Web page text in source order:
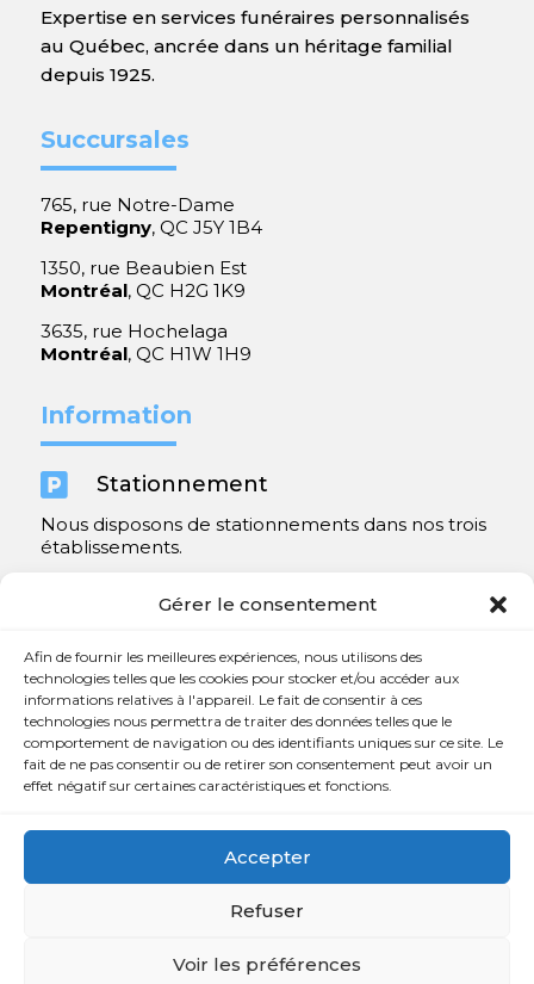
Gérer le consentement
Afin de fournir les meilleures expériences, nous utilisons des
technologies telles que les cookies pour stocker et/ou accéder aux
informations relatives à l'appareil. Le fait de consentir à ces
technologies nous permettra de traiter des données telles que le
comportement de navigation ou des identifiants uniques sur ce site. Le
fait de ne pas consentir ou de retirer son consentement peut avoir un
effet négatif sur certaines caractéristiques et fonctions.
Accepter
Refuser
Voir les préférences
Expertise en services funéraires personnalisés
au Québec, ancrée dans un héritage familial
depuis 1925.
Succursales
765, rue Notre-Dame
Repentigny, QC J5Y 1B4
1350, rue Beaubien Est
Montréal, QC H2G 1K9
3635, rue Hochelaga
Montréal, QC H1W 1H9
Information
 Stationnement
Nous disposons de stationnements dans nos trois
établissements.
Contact
 450 654-3342
 info@charlesrajotte.com
765, rue Notre-Dame
Copyright © Charles E. Rajotte complexe funéraire 2024 –